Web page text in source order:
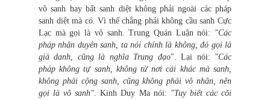
vô sanh hay bất sanh diệt không phải ngoài các pháp
sanh diệt mà có. Vì thế chẳng phải không cầu sanh Cực
Lạc mà gọi là vô sanh. Trung Quán Luận nói: "Các
pháp nhân duyên sanh, ta nói chính là không, đó gọi là
giả danh, cũng là nghĩa Trung đạo". Lại nói: "Các
pháp không tự sanh, không từ nơi cái khác mà sanh,
không phải cộng sanh, cũng không phải vô nhân, nên
gọi là vô sanh". Kinh Duy Ma nói: "Tuy biết các cõi